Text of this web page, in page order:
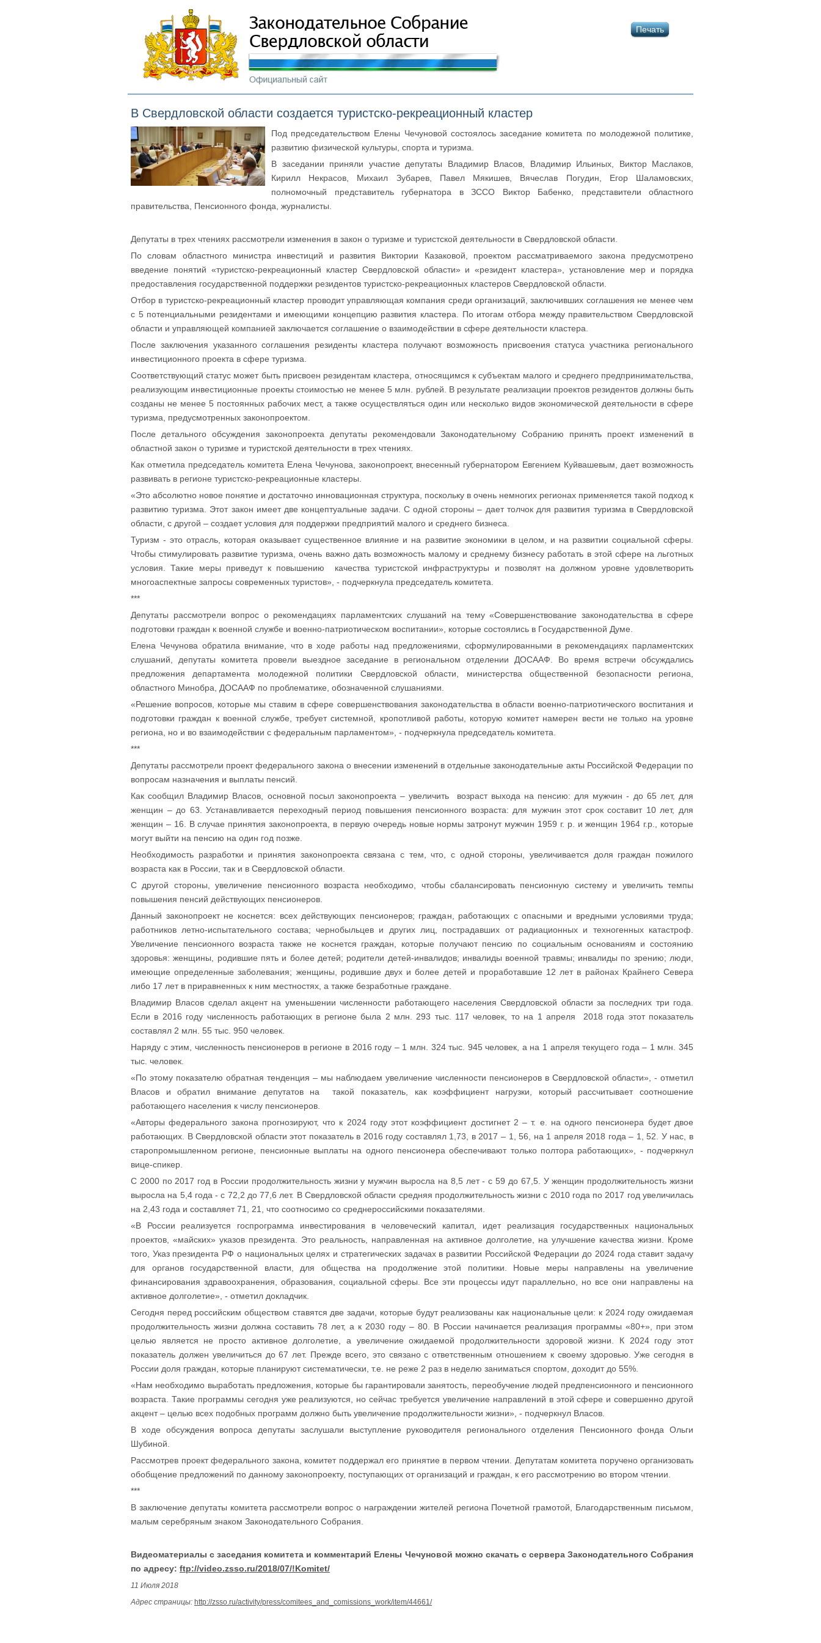
Печать
В Свердловской области создается туристско-рекреационный кластер
Под председательством Елены Чечуновой состоялось заседание комитета по молодежной политике,
развитию физической культуры, спорта и туризма.
В заседании приняли участие депутаты Владимир Власов, Владимир Ильиных, Виктор Маслаков,
Кирилл Некрасов, Михаил Зубарев, Павел Мякишев, Вячеслав Погудин, Егор Шаламовских,
полномочный представитель губернатора в ЗССО Виктор Бабенко, представители областного
правительства, Пенсионного фонда, журналисты.
Депутаты в трех чтениях рассмотрели изменения в закон о туризме и туристской деятельности в Свердловской области.
По словам областного министра инвестиций и развития Виктории Казаковой, проектом рассматриваемого закона предусмотрено
введение понятий «туристско-рекреационный кластер Свердловской области» и «резидент кластера», установление мер и порядка
предоставления государственной поддержки резидентов туристско-рекреационных кластеров Свердловской области.
Отбор в туристско-рекреационный кластер проводит управляющая компания среди организаций, заключивших соглашения не менее чем
с 5 потенциальными резидентами и имеющими концепцию развития кластера. По итогам отбора между правительством Свердловской
области и управляющей компанией заключается соглашение о взаимодействии в сфере деятельности кластера.
После заключения указанного соглашения резиденты кластера получают возможность присвоения статуса участника регионального
инвестиционного проекта в сфере туризма.
Соответствующий статус может быть присвоен резидентам кластера, относящимся к субъектам малого и среднего предпринимательства,
реализующим инвестиционные проекты стоимостью не менее 5 млн. рублей. В результате реализации проектов резидентов должны быть
созданы не менее 5 постоянных рабочих мест, а также осуществляться один или несколько видов экономической деятельности в сфере
туризма, предусмотренных законопроектом.
После детального обсуждения законопроекта депутаты рекомендовали Законодательному Собранию принять проект изменений в
областной закон о туризме и туристской деятельности в трех чтениях.
Как отметила председатель комитета Елена Чечунова, законопроект, внесенный губернатором Евгением Куйвашевым, дает возможность
развивать в регионе туристско-рекреационные кластеры.
«Это абсолютно новое понятие и достаточно инновационная структура, поскольку в очень немногих регионах применяется такой подход к
развитию туризма. Этот закон имеет две концептуальные задачи. С одной стороны – дает толчок для развития туризма в Свердловской
области, с другой – создает условия для поддержки предприятий малого и среднего бизнеса.
Туризм - это отрасль, которая оказывает существенное влияние и на развитие экономики в целом, и на развитии социальной сферы.
Чтобы стимулировать развитие туризма, очень важно дать возможность малому и среднему бизнесу работать в этой сфере на льготных
условия. Такие меры приведут к повышению качества туристской инфраструктуры и позволят на должном уровне удовлетворить
многоаспектные запросы современных туристов», - подчеркнула председатель комитета.
***
Депутаты рассмотрели вопрос о рекомендациях парламентских слушаний на тему «Совершенствование законодательства в сфере
подготовки граждан к военной службе и военно-патриотическом воспитании», которые состоялись в Государственной Думе.
Елена Чечунова обратила внимание, что в ходе работы над предложениями, сформулированными в рекомендациях парламентских
слушаний, депутаты комитета провели выездное заседание в региональном отделении ДОСААФ. Во время встречи обсуждались
предложения департамента молодежной политики Свердловской области, министерства общественной безопасности региона,
областного Минобра, ДОСААФ по проблематике, обозначенной слушаниями.
«Решение вопросов, которые мы ставим в сфере совершенствования законодательства в области военно-патриотического воспитания и
подготовки граждан к военной службе, требует системной, кропотливой работы, которую комитет намерен вести не только на уровне
региона, но и во взаимодействии с федеральным парламентом», - подчеркнула председатель комитета.
***
Депутаты рассмотрели проект федерального закона о внесении изменений в отдельные законодательные акты Российской Федерации по
вопросам назначения и выплаты пенсий.
Как сообщил Владимир Власов, основной посыл законопроекта – увеличить возраст выхода на пенсию: для мужчин - до 65 лет, для
женщин – до 63. Устанавливается переходный период повышения пенсионного возраста: для мужчин этот срок составит 10 лет, для
женщин – 16. В случае принятия законопроекта, в первую очередь новые нормы затронут мужчин 1959 г. р. и женщин 1964 г.р., которые
могут выйти на пенсию на один год позже.
Необходимость разработки и принятия законопроекта связана с тем, что, с одной стороны, увеличивается доля граждан пожилого
возраста как в России, так и в Свердловской области.
С другой стороны, увеличение пенсионного возраста необходимо, чтобы сбалансировать пенсионную систему и увеличить темпы
повышения пенсий действующих пенсионеров.
Данный законопроект не коснется: всех действующих пенсионеров; граждан, работающих с опасными и вредными условиями труда;
работников летно-испытательного состава; чернобыльцев и других лиц, пострадавших от радиационных и техногенных катастроф.
Увеличение пенсионного возраста также не коснется граждан, которые получают пенсию по социальным основаниям и состоянию
здоровья: женщины, родившие пять и более детей; родители детей-инвалидов; инвалиды военной травмы; инвалиды по зрению; люди,
имеющие определенные заболевания; женщины, родившие двух и более детей и проработавшие 12 лет в районах Крайнего Севера
либо 17 лет в приравненных к ним местностях, а также безработные граждане.
Владимир Власов сделал акцент на уменьшении численности работающего населения Свердловской области за последних три года.
Если в 2016 году численность работающих в регионе была 2 млн. 293 тыс. 117 человек, то на 1 апреля 2018 года этот показатель
составлял 2 млн. 55 тыс. 950 человек.
Наряду с этим, численность пенсионеров в регионе в 2016 году – 1 млн. 324 тыс. 945 человек, а на 1 апреля текущего года – 1 млн. 345
тыс. человек.
«По этому показателю обратная тенденция – мы наблюдаем увеличение численности пенсионеров в Свердловской области», - отметил
Власов и обратил внимание депутатов на такой показатель, как коэффициент нагрузки, который рассчитывает соотношение
работающего населения к числу пенсионеров.
«Авторы федерального закона прогнозируют, что к 2024 году этот коэффициент достигнет 2 – т. е. на одного пенсионера будет двое
работающих. В Свердловской области этот показатель в 2016 году составлял 1,73, в 2017 – 1, 56, на 1 апреля 2018 года – 1, 52. У нас, в
старопромышленном регионе, пенсионные выплаты на одного пенсионера обеспечивают только полтора работающих», - подчеркнул
вице-спикер.
С 2000 по 2017 год в России продолжительность жизни у мужчин выросла на 8,5 лет - с 59 до 67,5. У женщин продолжительность жизни
выросла на 5,4 года - с 72,2 до 77,6 лет. В Свердловской области средняя продолжительность жизни с 2010 года по 2017 год увеличилась
на 2,43 года и составляет 71, 21, что соотносимо со среднероссийскими показателями.
«В России реализуется госпрограмма инвестирования в человеческий капитал, идет реализация государственных национальных
проектов, «майских» указов президента. Это реальность, направленная на активное долголетие, на улучшение качества жизни. Кроме
того, Указ президента РФ о национальных целях и стратегических задачах в развитии Российской Федерации до 2024 года ставит задачу
для органов государственной власти, для общества на продолжение этой политики. Новые меры направлены на увеличение
финансирования здравоохранения, образования, социальной сферы. Все эти процессы идут параллельно, но все они направлены на
активное долголетие», - отметил докладчик.
Сегодня перед российским обществом ставятся две задачи, которые будут реализованы как национальные цели: к 2024 году ожидаемая
продолжительность жизни должна составить 78 лет, а к 2030 году – 80. В России начинается реализация программы «80+», при этом
целью является не просто активное долголетие, а увеличение ожидаемой продолжительности здоровой жизни. К 2024 году этот
показатель должен увеличиться до 67 лет. Прежде всего, это связано с ответственным отношением к своему здоровью. Уже сегодня в
России доля граждан, которые планируют систематически, т.е. не реже 2 раз в неделю заниматься спортом, доходит до 55%.
«Нам необходимо выработать предложения, которые бы гарантировали занятость, переобучение людей предпенсионного и пенсионного
возраста. Такие программы сегодня уже реализуются, но сейчас требуется увеличение направлений в этой сфере и совершенно другой
акцент – целью всех подобных программ должно быть увеличение продолжительности жизни», - подчеркнул Власов.
В ходе обсуждения вопроса депутаты заслушали выступление руководителя регионального отделения Пенсионного фонда Ольги
Шубиной.
Рассмотрев проект федерального закона, комитет поддержал его принятие в первом чтении. Депутатам комитета поручено организовать
обобщение предложений по данному законопроекту, поступающих от организаций и граждан, к его рассмотрению во втором чтении.
***
В заключение депутаты комитета рассмотрели вопрос о награждении жителей региона Почетной грамотой, Благодарственным письмом,
малым серебряным знаком Законодательного Собрания.
Видеоматериалы с заседания комитета и комментарий Елены Чечуновой можно скачать с сервера Законодательного Собрания
по адресу: ftp://video.zsso.ru/2018/07/!Komitet/
11 Июля 2018
Адрес страницы: http://zsso.ru/activity/press/comitees_and_comissions_work/item/44661/